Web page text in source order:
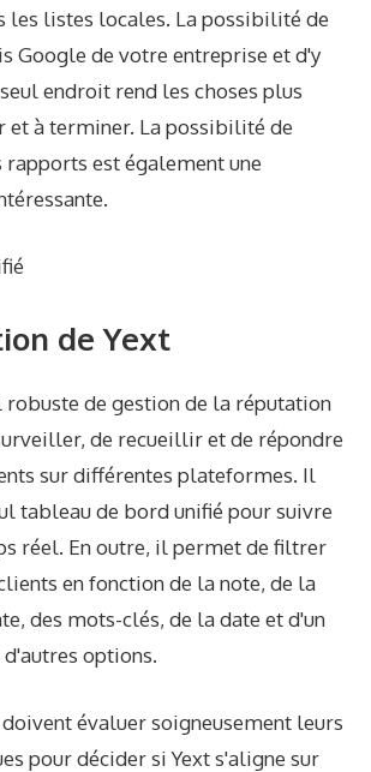
les listes locales. La possibilité de
Google de votre entreprise et d'y
endroit rend les choses plus
et à terminer. La possibilité de
est également une
de Yext
robuste de gestion de la réputation
de recueillir et de répondre
sur différentes plateformes. Il
tableau de bord unifié pour suivre
réel. En outre, il permet de filtrer
en fonction de la note, de la
des mots-clés, de la date et d'un
options.
évaluer soigneusement leurs
pour décider si Yext s'aligne sur